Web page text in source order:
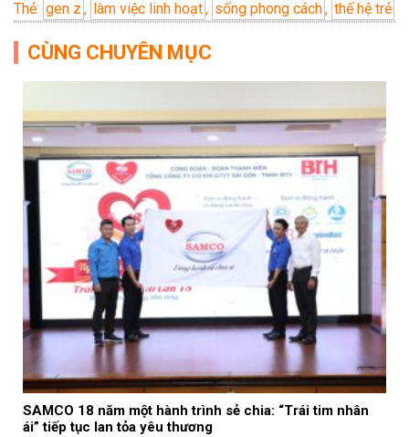
Thẻ: gen z , làm việc linh hoạt, sống phong cách, thế hệ trẻ
CÙNG CHUYÊN MỤC
SAMCO 18 năm một hành trình sẻ chia: “Trái tim nhân
ái” tiếp tục lan tỏa yêu thương